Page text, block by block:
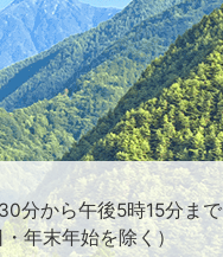
分から午後5時15分まで
年末年始を除く）